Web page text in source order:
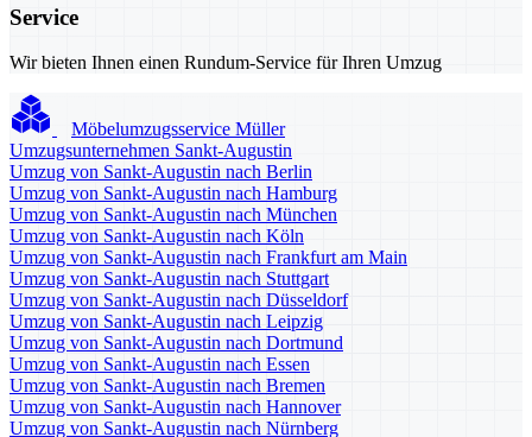
Service
Wir bieten Ihnen einen Rundum-Service für Ihren Umzug
Möbelumzugsservice Müller
Umzugsunternehmen Sankt-Augustin
Umzug von Sankt-Augustin nach Berlin
Umzug von Sankt-Augustin nach Hamburg
Umzug von Sankt-Augustin nach München
Umzug von Sankt-Augustin nach Köln
Umzug von Sankt-Augustin nach Frankfurt am Main
Umzug von Sankt-Augustin nach Stuttgart
Umzug von Sankt-Augustin nach Düsseldorf
Umzug von Sankt-Augustin nach Leipzig
Umzug von Sankt-Augustin nach Dortmund
Umzug von Sankt-Augustin nach Essen
Umzug von Sankt-Augustin nach Bremen
Umzug von Sankt-Augustin nach Hannover
Umzug von Sankt-Augustin nach Nürnberg